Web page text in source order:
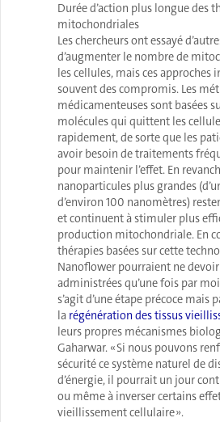
Durée d’action plus longue des
mitochondriales
Les chercheurs ont essayé
d’augmenter le nombre de
les cellules, mais ces approches
souvent des compromis. Les
médicamenteuses sont basées
molécules qui quittent les
rapidement, de sorte que les
avoir besoin de traitements
pour maintenir l’effet. En
nanoparticules plus grandes
d’environ 100 nanomètres)
et continuent à stimuler plus
production mitochondriale. En
thérapies basées sur cette
Nanoflower pourraient ne
administrées qu’une fois par
s’agit d’une étape précoce mais
la régénération des tissus
leurs propres mécanismes
Gaharwar. « Si nous pouvons
sécurité ce système naturel de
d’énergie, il pourrait un jour
ou même à inverser certains
vieillissement cellulaire ».